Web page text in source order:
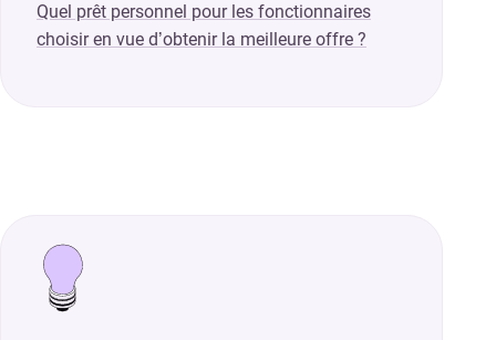
Quel prêt personnel pour les fonctionnaires
choisir en vue d’obtenir la meilleure offre ?